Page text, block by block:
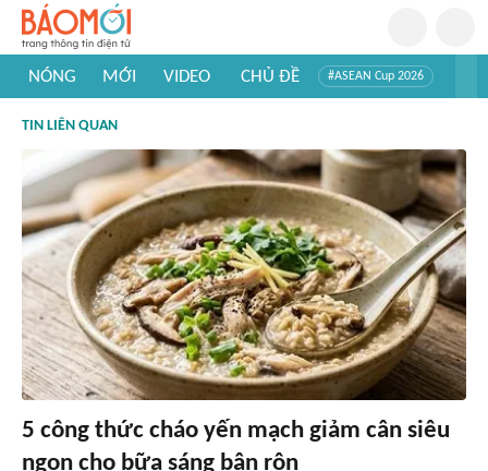
NÓNG MỚI VIDEO CHỦ ĐỀ #ASEAN Cup 2026
#Khám phá thế giới
TIN LIÊN QUAN
5 công thức cháo yến mạch giảm cân siêu
ngon cho bữa sáng bận rộn